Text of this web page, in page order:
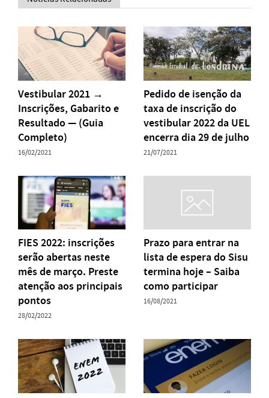
Vestibular 2021 →
Inscrições, Gabarito e
Resultado — (Guia
Completo)
16/02/2021
Pedido de isenção da
taxa de inscrição do
vestibular 2022 da UEL
encerra dia 29 de julho
21/07/2021
FIES 2022: inscrições
serão abertas neste
mês de março. Preste
atenção aos principais
pontos
28/02/2022
Prazo para entrar na
lista de espera do Sisu
termina hoje – Saiba
como participar
16/08/2021